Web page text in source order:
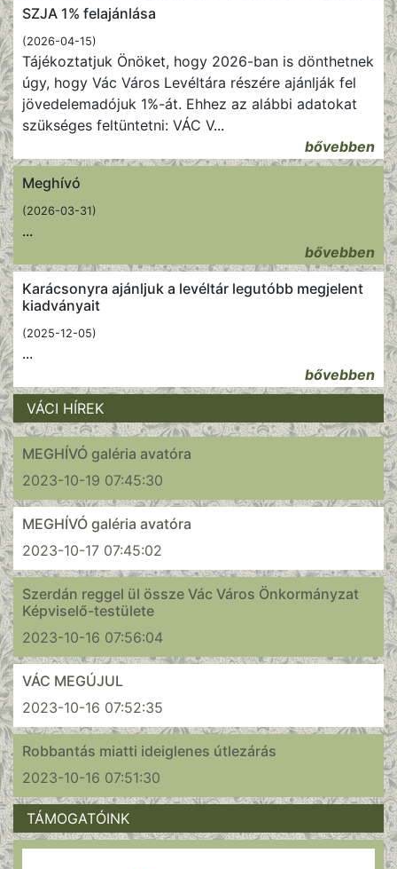
SZJA 1% felajánlása
(2026-04-15)
Tájékoztatjuk Önöket, hogy 2026-ban is dönthetnek
úgy, hogy Vác Város Levéltára részére ajánlják fel
jövedelemadójuk 1%-át. Ehhez az alábbi adatokat
szükséges feltüntetni: VÁC V...
bővebben
Meghívó
(2026-03-31)
...
bővebben
Karácsonyra ajánljuk a levéltár legutóbb megjelent
kiadványait
(2025-12-05)
...
bővebben
VÁCI HÍREK
MEGHÍVÓ galéria avatóra
2023-10-19 07:45:30
MEGHÍVÓ galéria avatóra
2023-10-17 07:45:02
Szerdán reggel ül össze Vác Város Önkormányzat
Képviselő-testülete
2023-10-16 07:56:04
VÁC MEGÚJUL
2023-10-16 07:52:35
Robbantás miatti ideiglenes útlezárás
2023-10-16 07:51:30
TÁMOGATÓINK